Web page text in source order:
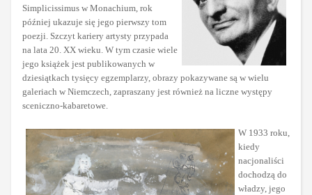
Simplicissimus w Monachium, rok
później ukazuje się jego pierwszy tom
poezji. Szczyt kariery artysty przypada
na lata 20. XX wieku. W tym czasie wiele
jego książek jest publikowanych w
dziesiątkach tysięcy egzemplarzy, obrazy pokazywane są w wielu
galeriach w Niemczech, zapraszany jest również na liczne występy
sceniczno-kabaretowe.
W 1933 roku,
kiedy
nacjonaliści
dochodzą do
władzy, jego